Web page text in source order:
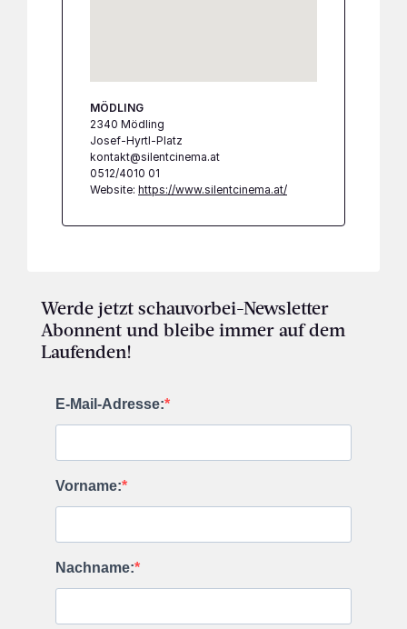
MÖDLING
2340 Mödling
Josef-Hyrtl-Platz
kontakt@silentcinema.at
0512/4010 01
Website: https://www.silentcinema.at/
Werde jetzt schauvorbei-Newsletter
Abonnent und bleibe immer auf dem
Laufenden!
E-Mail-Adresse:
Vorname:
Nachname: